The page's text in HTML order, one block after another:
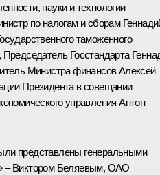
науки и технологии
по налогам и сборам
таможенного
Госстандарта
Министра финансов Алексей
Президента в совещании
управления Антон
представлены генеральными
– Виктором Беляевым, ОАО